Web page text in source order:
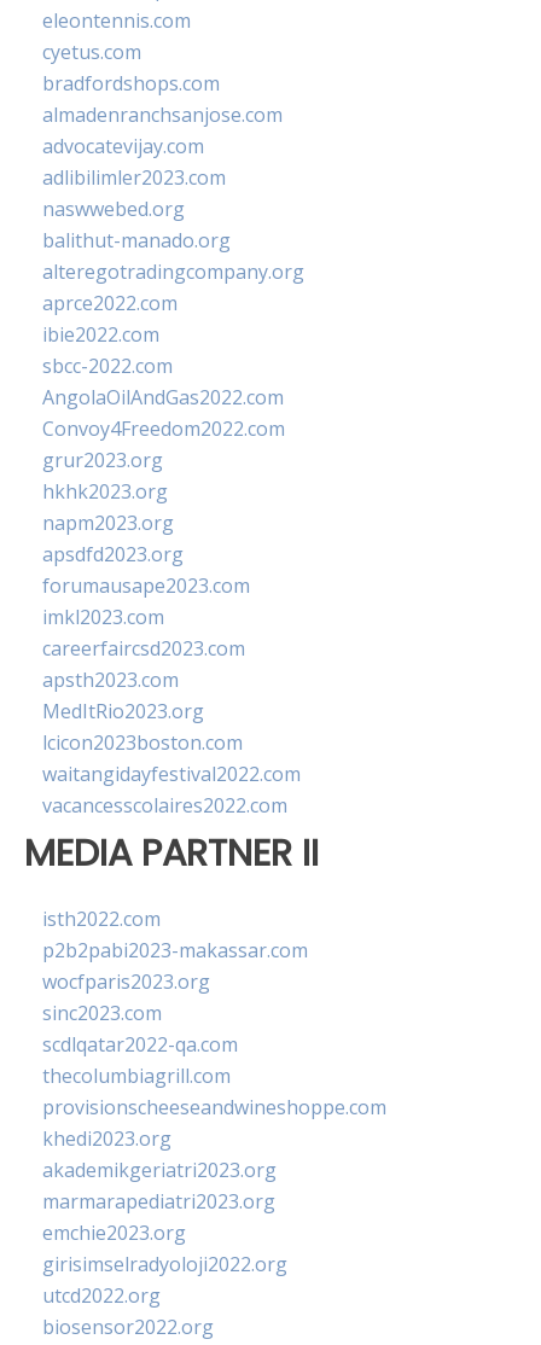
eleontennis.com
cyetus.com
bradfordshops.com
almadenranchsanjose.com
advocatevijay.com
adlibilimler2023.com
naswwebed.org
balithut-manado.org
alteregotradingcompany.org
aprce2022.com
ibie2022.com
sbcc-2022.com
AngolaOilAndGas2022.com
Convoy4Freedom2022.com
grur2023.org
hkhk2023.org
napm2023.org
apsdfd2023.org
forumausape2023.com
imkl2023.com
careerfaircsd2023.com
apsth2023.com
MedItRio2023.org
lcicon2023boston.com
waitangidayfestival2022.com
vacancesscolaires2022.com
MEDIA PARTNER II
isth2022.com
p2b2pabi2023-makassar.com
wocfparis2023.org
sinc2023.com
scdlqatar2022-qa.com
thecolumbiagrill.com
provisionscheeseandwineshoppe.com
khedi2023.org
akademikgeriatri2023.org
marmarapediatri2023.org
emchie2023.org
girisimselradyoloji2022.org
utcd2022.org
biosensor2022.org